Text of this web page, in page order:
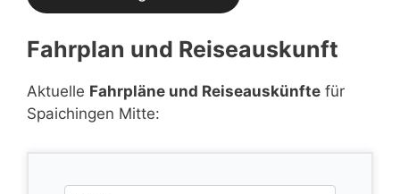
Fahrplan und Reiseauskunft
Aktuelle Fahrpläne und Reiseauskünfte für
Spaichingen Mitte: